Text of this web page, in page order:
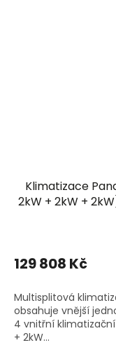
Klimatizace
2kW + 2kW +
129 808 Kč
Multisplitová
obsahuje vnější
4 vnitřní
+ 2kW...